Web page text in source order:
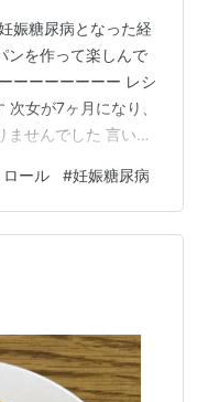
娠糖尿病となった経
ンを作って楽しんで
ーーーーーーー レシ
女が7ヶ月になり、
ませんでした 言い訳
(下記記事) 美味しか
なりまして
糖質コントロールし
ーはきれていたので
べ応えを感じやすく
ール #妊娠糖尿病